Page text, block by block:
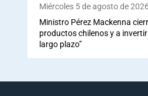
Miércoles 5 de agosto de 2026
Ministro Pérez Mackenna
productos chilenos y a
largo plazo”